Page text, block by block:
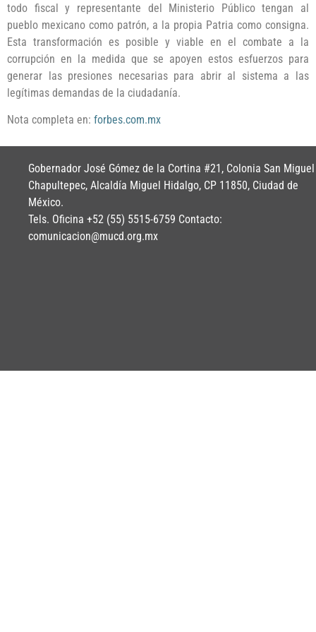
todo fiscal y representante del Ministerio Público tengan al
pueblo mexicano como patrón, a la propia Patria como consigna.
Esta transformación es posible y viable en el combate a la
corrupción en la medida que se apoyen estos esfuerzos para
generar las presiones necesarias para abrir al sistema a las
legítimas demandas de la ciudadanía.
Nota completa en: forbes.com.mx
Gobernador José Gómez de la Cortina #21, Colonia San Miguel
Chapultepec, Alcaldía Miguel Hidalgo, CP 11850, Ciudad de
México.
Tels. Oficina +52 (55) 5515-6759 Contacto:
comunicacion@mucd.org.mx